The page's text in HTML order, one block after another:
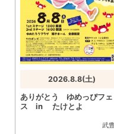
武
2026.8.8(土)
ありがとう ゆめっぴフェ
ス in たけとよ